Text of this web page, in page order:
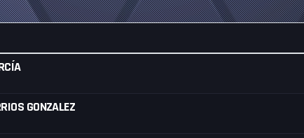
GONZALEZ